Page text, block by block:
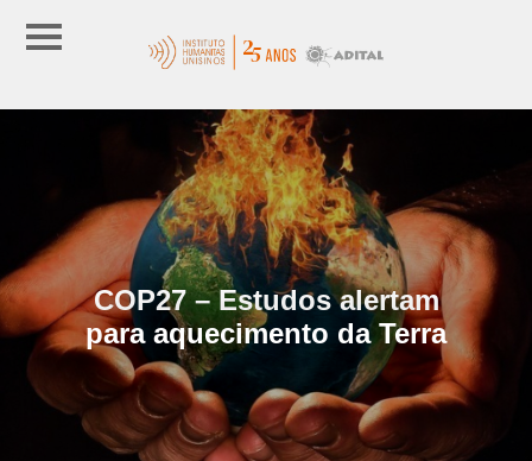
COP27 – Estudos alertam
para aquecimento da Terra